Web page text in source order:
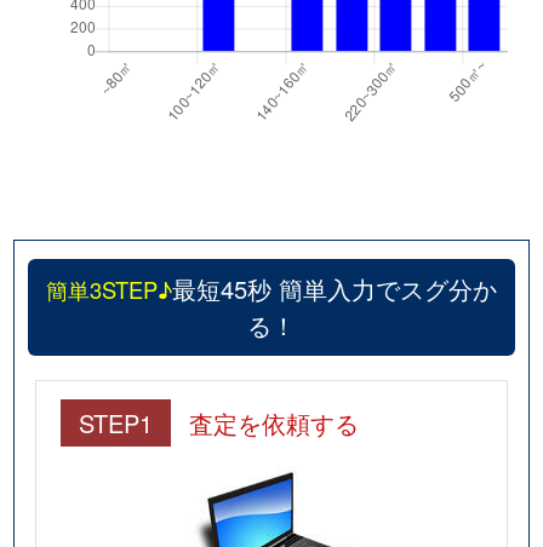
簡単3STEP♪最短45秒 簡単入力でスグ分か
る！
STEP1 査定を依頼する